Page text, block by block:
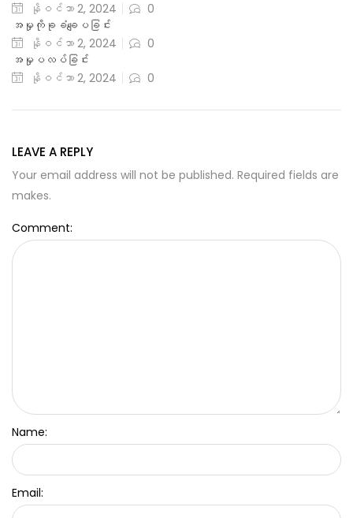
နိုဝင်ဘာ 2, 2024
0
အမှုကိုခုခံချေပခြင်း
နိုဝင်ဘာ 2, 2024
0
အမှုပလပ်ခြင်း
နိုဝင်ဘာ 2, 2024
0
LEAVE A REPLY
Your email address will not be published. Required fields are
makes.
Comment:
Name:
Email: